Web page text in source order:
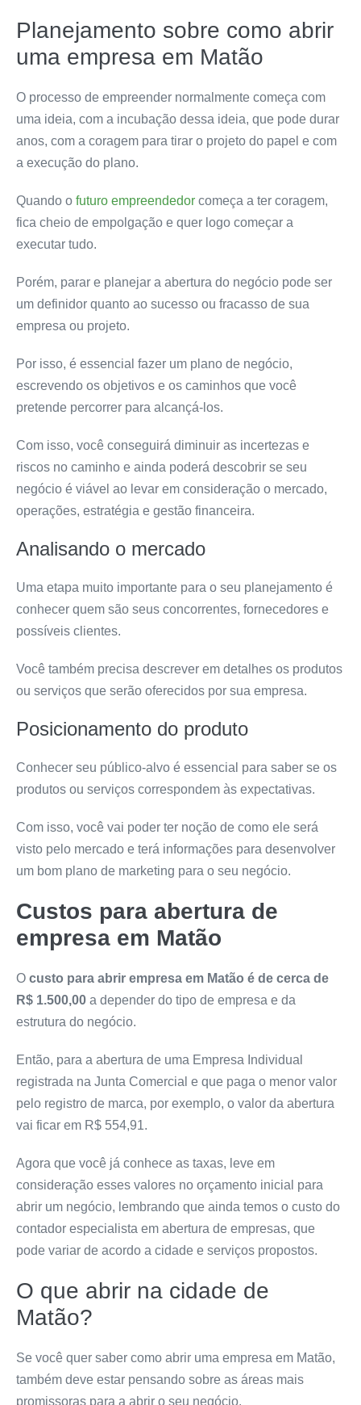
Planejamento sobre como abrir
uma empresa em Matão
O processo de empreender normalmente começa com
uma ideia, com a incubação dessa ideia, que pode durar
anos, com a coragem para tirar o projeto do papel e com
a execução do plano.
Quando o futuro empreendedor começa a ter coragem,
fica cheio de empolgação e quer logo começar a
executar tudo.
Porém, parar e planejar a abertura do negócio pode ser
um definidor quanto ao sucesso ou fracasso de sua
empresa ou projeto.
Por isso, é essencial fazer um plano de negócio,
escrevendo os objetivos e os caminhos que você
pretende percorrer para alcançá-los.
Com isso, você conseguirá diminuir as incertezas e
riscos no caminho e ainda poderá descobrir se seu
negócio é viável ao levar em consideração o mercado,
operações, estratégia e gestão financeira.
Analisando o mercado
Uma etapa muito importante para o seu planejamento é
conhecer quem são seus concorrentes, fornecedores e
possíveis clientes.
Você também precisa descrever em detalhes os produtos
ou serviços que serão oferecidos por sua empresa.
Posicionamento do produto
Conhecer seu público-alvo é essencial para saber se os
produtos ou serviços correspondem às expectativas.
Com isso, você vai poder ter noção de como ele será
visto pelo mercado e terá informações para desenvolver
um bom plano de marketing para o seu negócio.
Custos para abertura de
empresa em Matão
O custo para abrir empresa em Matão é de cerca de
R$ 1.500,00 a depender do tipo de empresa e da
estrutura do negócio.
Então, para a abertura de uma Empresa Individual
registrada na Junta Comercial e que paga o menor valor
pelo registro de marca, por exemplo, o valor da abertura
vai ficar em R$ 554,91.
Agora que você já conhece as taxas, leve em
consideração esses valores no orçamento inicial para
abrir um negócio, lembrando que ainda temos o custo do
contador especialista em abertura de empresas, que
pode variar de acordo a cidade e serviços propostos.
O que abrir na cidade de
Matão?
Se você quer saber como abrir uma empresa em Matão,
também deve estar pensando sobre as áreas mais
promissoras para a abrir o seu negócio.